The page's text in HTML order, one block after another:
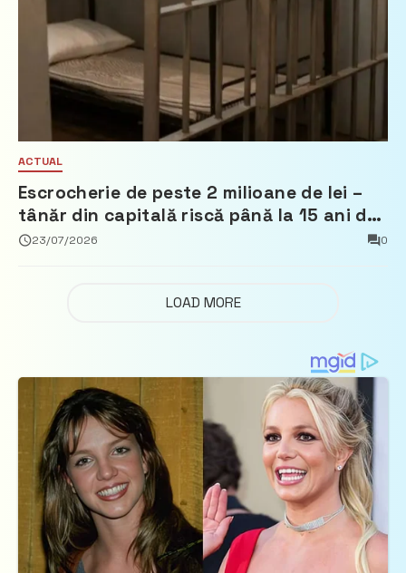
ACTUAL
Escrocherie de peste 2 milioane de lei –
tânăr din capitală riscă până la 15 ani de
închisoare
23/07/2026 0
LOAD MORE